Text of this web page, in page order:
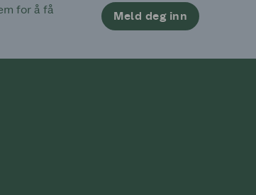
for å få
Meld deg inn